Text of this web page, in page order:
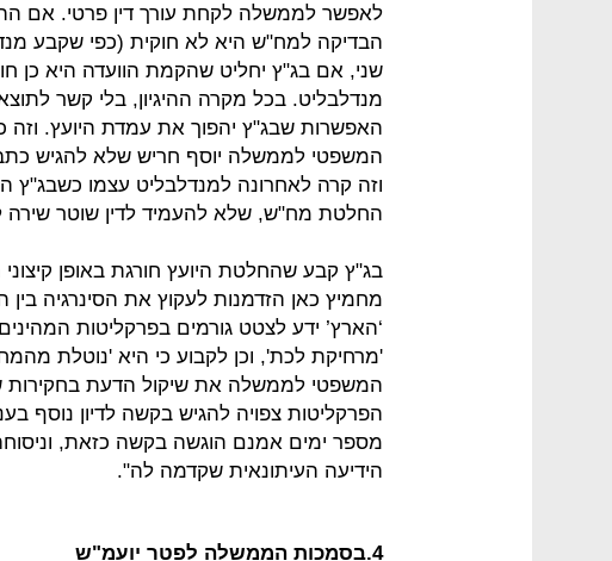
לאפשר לממשלה לקחת עורך דין פרטי. אם
הבדיקה למח"ש היא לא חוקית (כפי שקבע
שני, אם בג"ץ יחליט שהקמת הוועדה היא כן
מנדלבליט. בכל מקרה ההיגיון, בלי קשר
האפשרות שבג"ץ יהפוך את עמדת היועץ.
המשפטי לממשלה יוסף חריש שלא להגיש
וזה קרה לאחרונה למנדלבליט עצמו
החלטת מח"ש, שלא להעמיד לדין שוטר שירה
בג"ץ קבע שהחלטת היועץ חורגת באופן
מחמיץ כאן הזדמנות לעקוץ את הסינרגיה
‘הארץ’ ידע לצטט גורמים בפרקליטות
'מרחיקת לכת', וכן לקבוע כי היא 'נוטלת
המשפטי לממשלה את שיקול הדעת בחקירות
הפרקליטות צפויה להגיש בקשה לדיון נוסף
מספר ימים אמנם הוגשה בקשה כזאת,
הידיעה העיתונאית שקדמה לה".
4.בסמכות הממשלה לפטר יועמ"ש